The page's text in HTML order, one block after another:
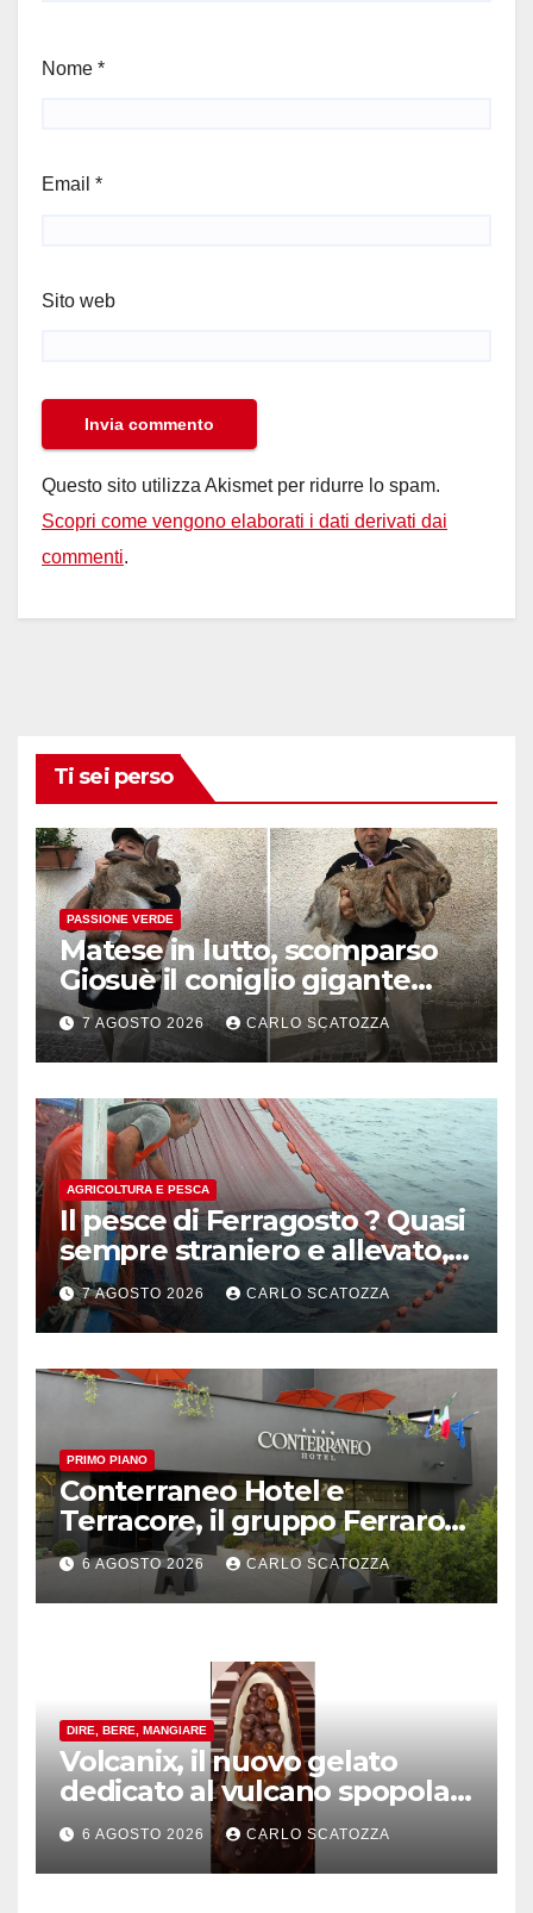
Nome *
Email *
Sito web
Questo sito utilizza Akismet per ridurre lo spam.
Scopri come vengono elaborati i dati derivati dai
commenti.
Ti sei perso
PASSIONE VERDE
Matese in lutto, scomparso
Giosuè il coniglio gigante
pluripremiato
7 AGOSTO 2026 CARLO SCATOZZA
AGRICOLTURA E PESCA
Il pesce di Ferragosto ? Quasi
sempre straniero e allevato,
in sofferenza
7 AGOSTO 2026 CARLO SCATOZZA
PRIMO PIANO
Conterraneo Hotel e
Terracore, il gruppo Ferraro
amplia l’ ospitalità e il gusto
alle porte di Caserta
6 AGOSTO 2026 CARLO SCATOZZA
DIRE, BERE, MANGIARE
Volcanix, il nuovo gelato
dedicato al vulcano spopola,
è nato a Caivano
6 AGOSTO 2026 CARLO SCATOZZA